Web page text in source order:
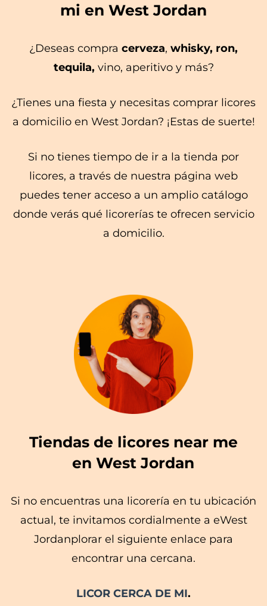
mi en West Jordan
¿Deseas compra cerveza, whisky, ron,
tequila, vino, aperitivo y más?
¿Tienes una fiesta y necesitas comprar licores
a domicilio en West Jordan? ¡Estas de suerte!
Si no tienes tiempo de ir a la tienda por
licores, a través de nuestra página web
puedes tener acceso a un amplio catálogo
donde verás qué licorerías te ofrecen servicio
a domicilio.
Tiendas de licores near me
en West Jordan
Si no encuentras una licorería en tu ubicación
actual, te invitamos cordialmente a eWest
Jordanplorar el siguiente enlace para
encontrar una cercana.
LICOR CERCA DE MI.